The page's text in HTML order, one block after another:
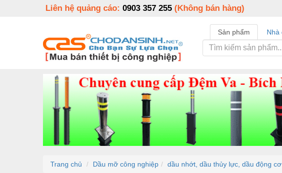
Liên hệ quảng cáo: 0903 357 255 (Không bán hàng)
Sản phẩm Nhà
Trang chủ Dầu mỡ công nghiệp dầu nhớt, dầu thủy lực, dầu động cơ